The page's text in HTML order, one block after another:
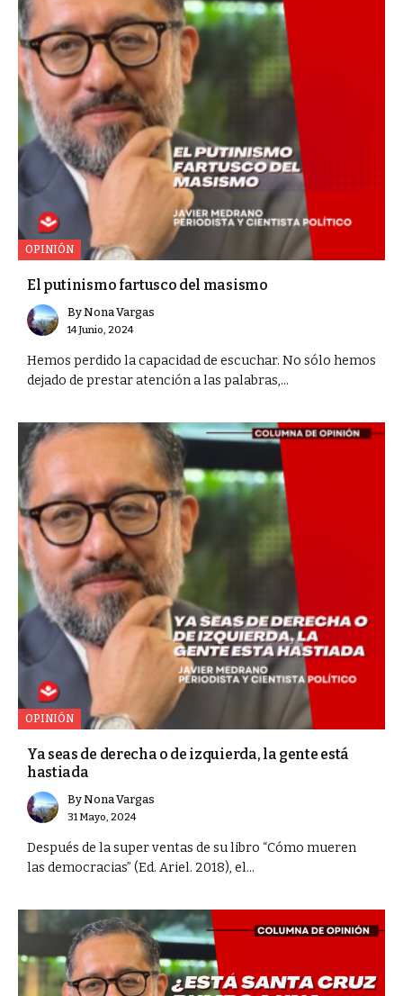
OPINIÓN
El putinismo fartusco del masismo
ByNona Vargas
14 Junio, 2024
Hemos perdido la capacidad de escuchar. No sólo hemos
dejado de prestar atención a las palabras,...
OPINIÓN
Ya seas de derecha o de izquierda, la gente está
hastiada
ByNona Vargas
31 Mayo, 2024
Después de la super ventas de su libro “Cómo mueren
las democracias” (Ed. Ariel. 2018), el...